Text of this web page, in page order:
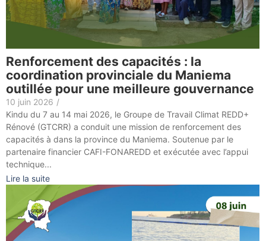
Renforcement des capacités : la
coordination provinciale du Maniema
outillée pour une meilleure gouvernance
10 juin 2026 /
Kindu du 7 au 14 mai 2026, le Groupe de Travail Climat REDD+
Rénové (GTCRR) a conduit une mission de renforcement des
capacités à dans la province du Maniema. Soutenue par le
partenaire financier CAFI-FONAREDD et exécutée avec l’appui
technique...
Lire la suite